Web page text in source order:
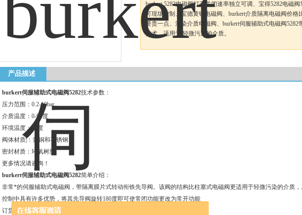
burkert 5282电磁阀打开关闭速率独立可调、宝得5282电磁
可现场控制、宝德黄铜电磁阀、burkert介质隔离电磁阀价格
要贵一点、污染介质电磁阀、burkert伺服辅助式电磁阀5282
技术，适用于 轻微污染的介质。
产品描述
burkert伺服辅助式电磁阀5282技术参数：
压力范围：0.2-10bar
介质温度：0-90度
环境温度：55度
阀体材质|：黄铜和不锈钢
密封材质：环氧树脂
更多情况请咨询！
burkert伺服辅助式电磁阀5282简单介绍：
非常*的伺服辅助式电磁阀，带隔离膜片式转动衔铁先导阀。该阀的结构比柱塞式电磁阀更适用于轻微污染的介质
控制中具有许多优势，将其先导阀旋转180度即可使常闭功能更改为常开功能
订货号：